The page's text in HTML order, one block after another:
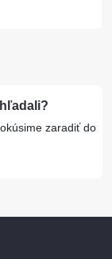
zaradiť do